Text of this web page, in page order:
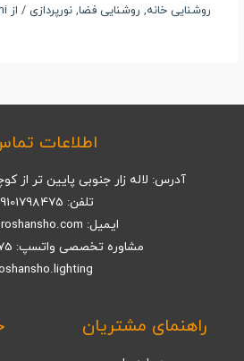
روشنایی خانه, روشنایی فضا, نورپردازی / از
اطلاعات
آدرس: لاله زار جنوبی پایین تر از
تلفن: 09101798475
ایمیل: info@roshansho.com
مشاوره تخصصی واتسپ: 09101798475
راهنمای مشتریان